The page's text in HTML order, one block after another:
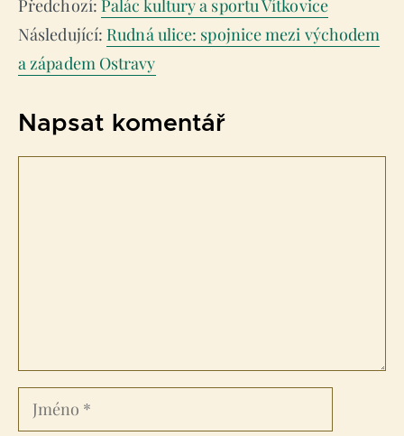
Palác kultury a sportu Vítkovice
Rudná ulice: spojnice mezi východem
a západem Ostravy
Napsat komentář
Jméno